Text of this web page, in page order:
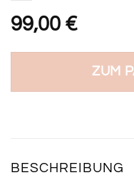
99,00 €
ZUM
BESCHREIBUNG